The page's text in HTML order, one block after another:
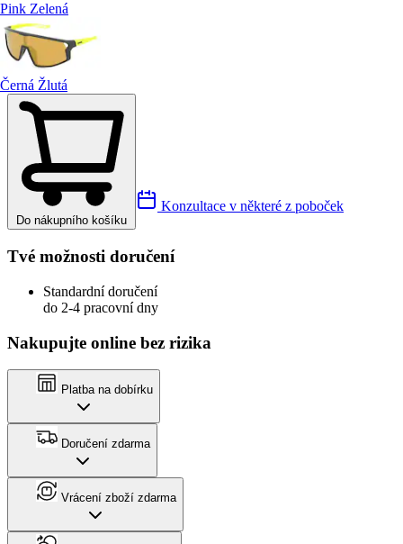
Pink Zelená
Černá Žlutá
Do nákupního košíku
Konzultace v některé z poboček
Tvé možnosti doručení
Standardní doručení
do 2-4 pracovní dny
Nakupujte online bez rizika
Platba na dobírku
Doručení zdarma
Vrácení zboží zdarma